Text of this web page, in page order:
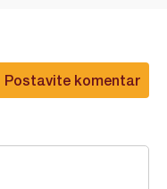
Postavite komentar